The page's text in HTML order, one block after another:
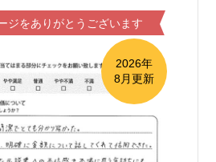
ジをありがとうございます
2026年
8月更新